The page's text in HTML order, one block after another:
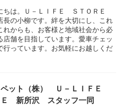
ちは。Ｕ－ＬＩＦＥ ＳＴＯＲＥ
の小柳です。絆を大切にし、これ
れからも、お客様と地域社会から必
店舗を目指しています。愛車チェッ
行っています。お気軽にお越しくだ
ペット（株） Ｕ－ＬＩＦＥ
Ｅ 新所沢 スタッフ一同